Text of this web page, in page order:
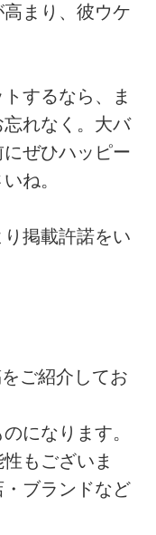
まり、彼ウケ
するなら、ま
れなく。大バ
ぜひハッピー
ね。
掲載許諾をい
ご紹介してお
になります。
もございま
ブランドなど